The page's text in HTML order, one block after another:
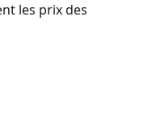
les prix des